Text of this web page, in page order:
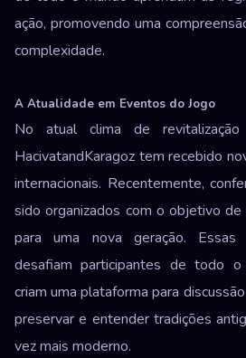
ação, promovendo uma
complexidade.
A Atualidade em Eventos do Jogo
No atual clima de
HacivatandKaragoz tem recebido
internacionais. Recentemente,
sido organizados com o objetivo
para uma nova geração.
desafiam participantes de todo
criam uma plataforma para
preservar e entender tradições
vez mais moderno.